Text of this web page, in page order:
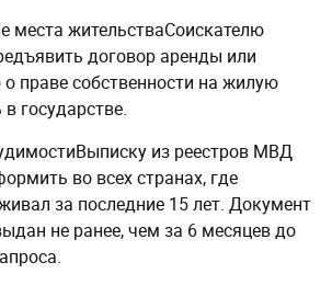
места жительстваСоискателю
договор аренды или
о праве собственности на жилую
государстве.
из реестров МВД
во всех странах, где
за последние 15 лет. Документ
не ранее, чем за 6 месяцев до